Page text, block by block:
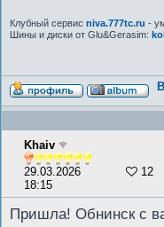
Клубный сервис niva.777tc.ru -
Шины и диски от Glu&Gerasim:
Khaiv
29.03.2026
18:15
12
Пришла! Обнинск с